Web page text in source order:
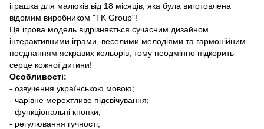
іграшка для малюків від 18 місяців, яка була виготовлена ​​
відомим виробником "TK Group"!
Ця ігрова модель відрізняється сучасним дизайном
інтерактивними іграми, веселими мелодіями та гармонійним
поєднанням яскравих кольорів, тому неодмінно підкорить
серце кожної дитини!
Особливості:
- озвучення українською мовою;
- чарівне мерехтливе підсвічування;
- функціональні кнопки;
- регулювання гучності;